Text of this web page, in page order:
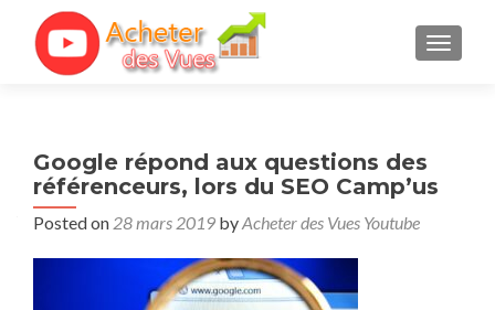
Google répond aux questions des
référenceurs, lors du SEO Camp’us
Posted on 28 mars 2019 byAcheter des Vues Youtube